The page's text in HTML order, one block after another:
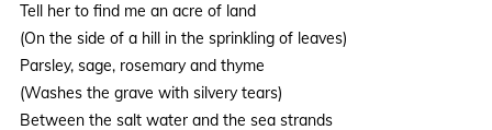
Tell her to find me an acre of land
(On the side of a hill in the sprinkling of leaves)
Parsley, sage, rosemary and thyme
(Washes the grave with silvery tears)
Between the salt water and the sea strands